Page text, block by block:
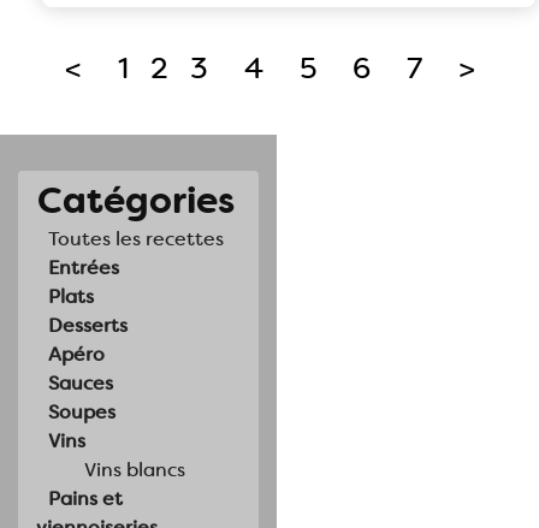
Catégories
Toutes les recettes
Entrées
Plats
Desserts
Apéro
Sauces
Soupes
Vins
Vins blancs
Pains et
< 1 2 3 4 5 6 7 >